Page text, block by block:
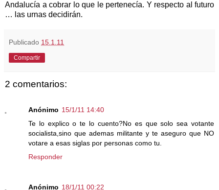
Andalucía a cobrar lo que le pertenecía. Y respecto al futuro
… las urnas decidirán.
Publicado 15.1.11
Compartir
2 comentarios:
Anónimo 15/1/11 14:40
Te lo explico o te lo cuento?No es que solo sea votante
socialista,sino que ademas militante y te aseguro que NO
votare a esas siglas por personas como tu.
Responder
Anónimo 18/1/11 00:22